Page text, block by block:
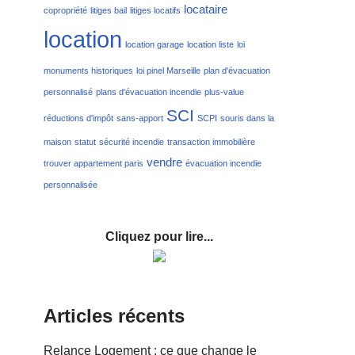
copropriété litiges bail litiges locatifs locataire
location location garage location liste loi
monuments historiques loi pinel Marseille plan d'évacuation
personnalisé plans d'évacuation incendie plus-value
réductions d'impôt sans-apport SCI SCPI souris dans la
maison statut sécurité incendie transaction immobilière
trouver appartement paris vendre évacuation incendie
personnalisée
Cliquez pour lire...
Articles récents
Relance Logement : ce que change le